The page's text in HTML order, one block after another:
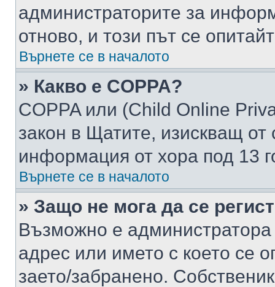
администраторите за
отново, и този път се
Върнете се в началото
» Какво е COPPA?
COPPA или (Child Online
закон в Щатите, изискващ от
информация от хора под 13
Върнете се в началото
» Защо не мога да се
Възможно е
адрес или името с което се
заето/забранено.